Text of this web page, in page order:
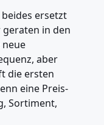
ersetzt
geraten in den
neue
aber
die ersten
eine Preis-
Sortiment,